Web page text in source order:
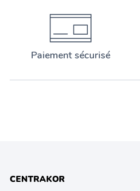
Paiement sécurisé
CENTRAKOR